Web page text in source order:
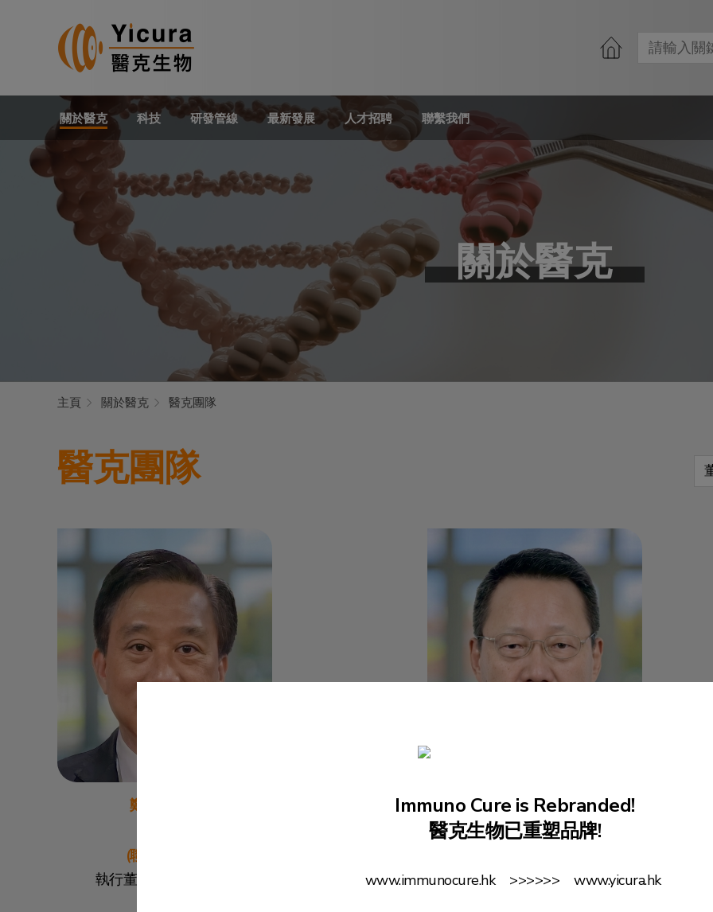
關於醫克 科技 研發管線 最新發展 人才招聘 聯繫我們
關於醫克
主頁 關於醫克 醫克團隊
醫克團隊
鄭淇德醫生
(聯合創始人)
執行董事兼董事會主席
金俠博士
(聯合創始人)
香港大學榮譽教授
Immuno Cure is Rebranded!
醫克生物已重塑品牌!
www.immunocure.hk >>>>>> www.yicura.hk